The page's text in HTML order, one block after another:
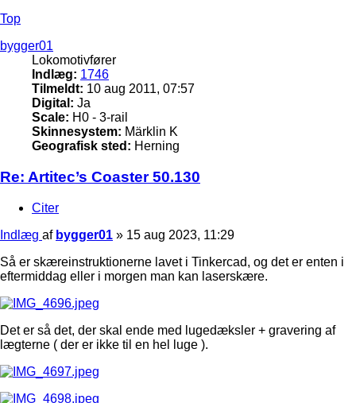
Top
bygger01
Lokomotivfører
Indlæg: 1746
Tilmeldt: 10 aug 2011, 07:57
Digital: Ja
Scale: H0 - 3-rail
Skinnesystem: Märklin K
Geografisk sted: Herning
Re: Artitec’s Coaster 50.130
Citer
Indlæg af bygger01 » 15 aug 2023, 11:29
Så er skæreinstruktionerne lavet i Tinkercad, og det er enten i
eftermiddag eller i morgen man kan laserskære.
Det er så det, der skal ende med lugedæksler + gravering af
lægterne ( der er ikke til en hel luge ).